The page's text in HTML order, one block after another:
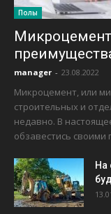
Полы
manager - 23.08.2022
Микроцемент, или
строительных и
недавно. В
обзавестись своими
На